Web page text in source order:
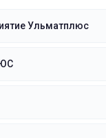
Ульматплюс